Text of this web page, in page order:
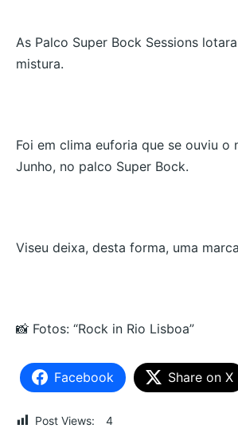
As Palco Super Bock Sessions
mistura.
Foi em clima euforia que se ouviu
Junho, no palco Super Bock.
Viseu deixa, desta forma, uma
📸 Fotos: “Rock in Rio Lisboa”
Facebook Share on X
Post Views: 4